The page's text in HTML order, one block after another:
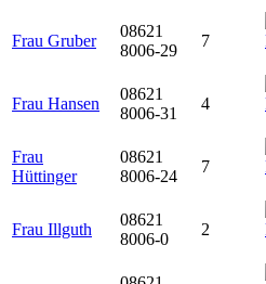
Frau Gruber
08621
8006-29
7
Frau Hansen
08621
8006-31
4
Frau
Hüttinger
08621
8006-24
7
Frau Illguth
08621
8006-0
2